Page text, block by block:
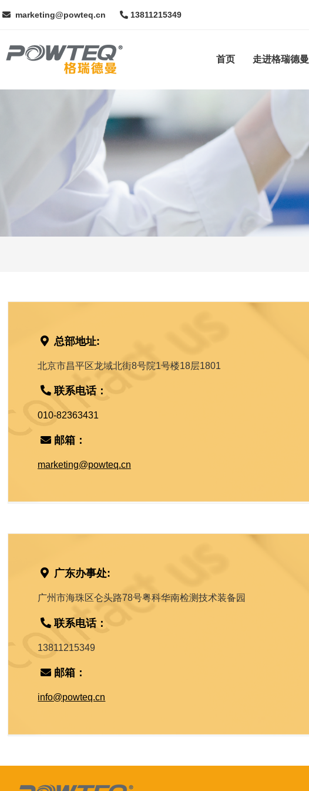
marketing@powteq.cn 13811215349
首页 走进格瑞德曼
总部地址:
北京市昌平区龙域北街8号院1号楼18层1801
联系电话：
010-82363431
邮箱：
marketing@powteq.cn
广东办事处:
广州市海珠区仑头路78号粤科华南检测技术装备园
联系电话：
13811215349
邮箱：
info@powteq.cn